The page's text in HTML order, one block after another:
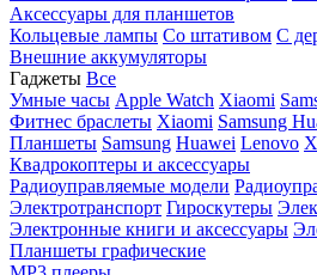
Аксессуары для планшетов
Кольцевые лампы Со штативом C
Внешние аккумуляторы
Гаджеты Все
Умные часы Apple Watch Xiaomi
Фитнес браслеты Xiaomi Samsung
Планшеты Samsung Huawei Lenovo
Квадрокоптеры и аксессуары
Радиоуправляемые модели
Электротранспорт Гироскутеры
Электронные книги и аксессуары
Планшеты графические